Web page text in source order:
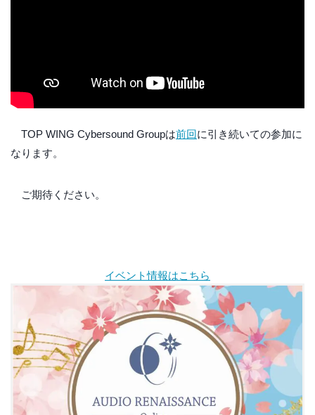
TOP WING Cybersound Groupは前回に引き続いての参加に
なります。
ご期待ください。
イベント情報はこちら